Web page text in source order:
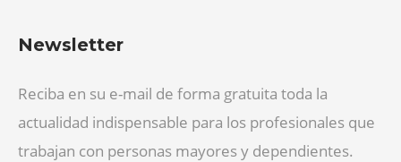
Newsletter
Reciba en su e-mail de forma gratuita toda la
actualidad indispensable para los profesionales que
trabajan con personas mayores y dependientes.